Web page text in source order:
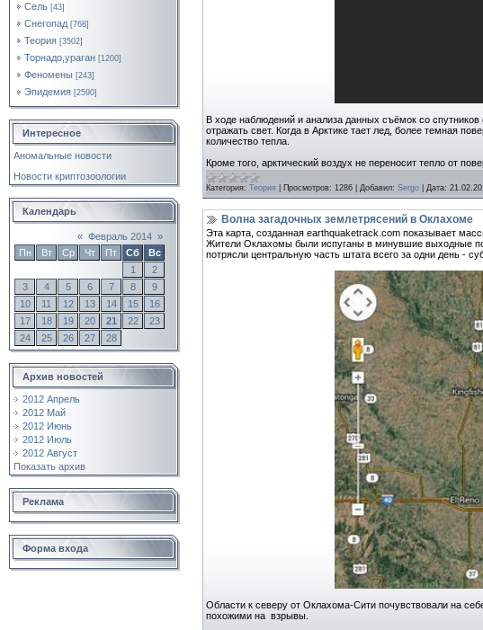
Сель [43]
Снегопад [768]
Теория [3502]
Торнадо,ураган [1200]
Феномены [243]
Эпидемия [2590]
Интересное
Аномальные новости
Новости криптозоологии
Календарь
« Февраль 2014 »
Пн
Вт Ср Чт Пт Сб
Вс
1
2
3
4 5 6 7 8
9
10
11 12 13 14 15
16
17
18 19 20 21 22
23
24
25 26 27 28
Архив новостей
2012 Апрель
2012 Май
2012 Июнь
2012 Июль
2012 Август
Показать архив
Реклама
Форма входа
В ходе наблюдений и анализа данных съёмок со спутников
отражать свет. Когда в Арктике тает лед, более темная
количество тепла.
Кроме того, арктический воздух не переносит тепло от
Категория: Теория Просмотров: 1286 Добавил: Sergo Дата:
Волна загадочных землетрясений в Оклахоме
Эта карта, созданная earthquaketrack.com показывает
Жители Оклахомы были испуганы в минувшие выходные
потрясли центральную часть штата всего за одни день -
Области к северу от Оклахома-Сити почувствовали на
похожими на взрывы.